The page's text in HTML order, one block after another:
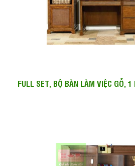
FULL SET, BỘ BÀN LÀM VIỆC GỖ,